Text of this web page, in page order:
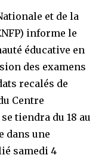
et de la
informe le
éducative en
des examens
recalés de
Centre
tiendra du 18 au
dans une
samedi 4